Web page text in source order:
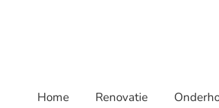
Home Renovatie